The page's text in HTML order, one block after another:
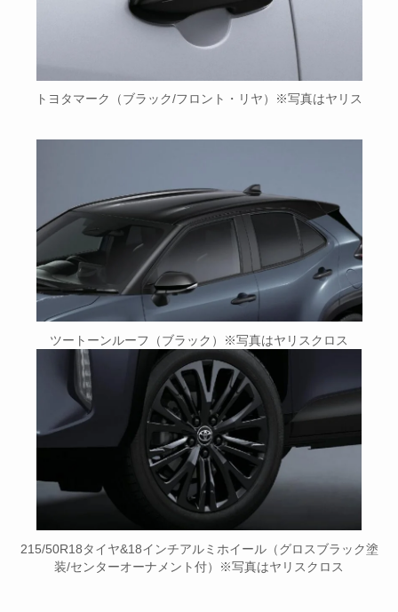
トヨタマーク（ブラック/フロント・リヤ）※写真はヤリス
ツートーンルーフ（ブラック）※写真はヤリスクロス
215/50R18タイヤ&18インチアルミホイール（グロスブラック塗
装/センターオーナメント付）※写真はヤリスクロス